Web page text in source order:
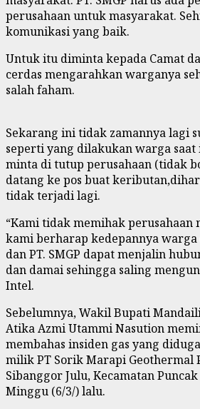
perusahaan untuk masyarakat.
komunikasi yang baik.
Untuk itu diminta kepada Camat
cerdas mengarahkan warganya
salah faham.
Sekarang ini tidak zamannya lagi
seperti yang dilakukan warga
minta di tutup perusahaan (tidak
datang ke pos buat
tidak terjadi lagi.
“Kami tidak memihak perusahaan
kami berharap kedepannya
dan PT. SMGP dapat menjalin
dan damai sehingga saling
Intel.
Sebelumnya, Wakil Bupati
Atika Azmi Utammi Nasution
membahas insiden gas yang
milik PT Sorik Marapi Geothermal
Sibanggor Julu, Kecamatan
Minggu (6/3/) lalu.